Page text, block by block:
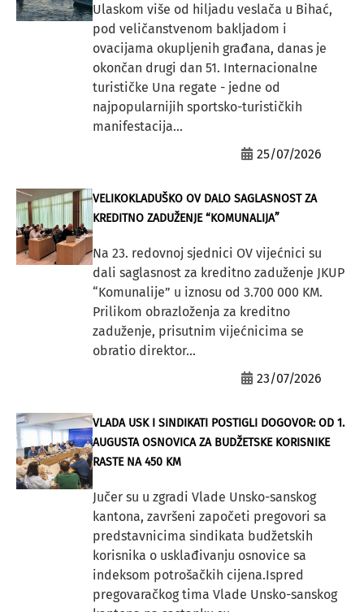
Ulaskom više od hiljadu veslača u Bihać,
pod veličanstvenom bakljadom i
ovacijama okupljenih građana, danas je
okončan drugi dan 51. Internacionalne
turističke Una regate - jedne od
najpopularnijih sportsko-turističkih
manifestacija...
25/07/2026
VELIKOKLADUŠKO OV DALO SAGLASNOST ZA
KREDITNO ZADUŽENJE “KOMUNALIJA”
Na 23. redovnoj sjednici OV vijećnici su
dali saglasnost za kreditno zaduženje JKUP
“Komunalije” u iznosu od 3.700 000 KM.
Prilikom obrazloženja za kreditno
zaduženje, prisutnim vijećnicima se
obratio direktor...
23/07/2026
VLADA USK I SINDIKATI POSTIGLI DOGOVOR: OD 1.
AUGUSTA OSNOVICA ZA BUDŽETSKE KORISNIKE
RASTE NA 450 KM
Jučer su u zgradi Vlade Unsko-sanskog
kantona, završeni započeti pregovori sa
predstavnicima sindikata budžetskih
korisnika o usklađivanju osnovice sa
indeksom potrošačkih cijena.Ispred
pregovaračkog tima Vlade Unsko-sanskog